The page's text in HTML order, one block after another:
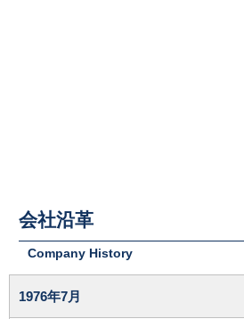
会社沿革
Company History
1976年7月